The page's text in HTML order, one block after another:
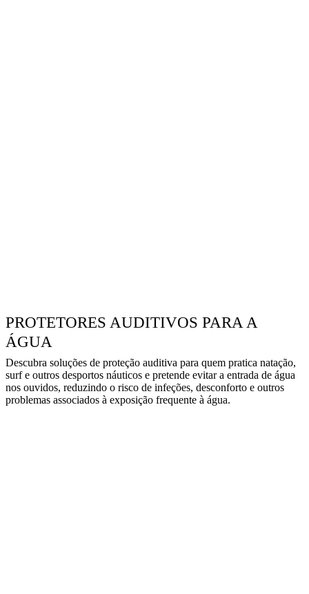
PROTETORES AUDITIVOS PARA A
ÁGUA
Descubra soluções de proteção auditiva para quem pratica natação,
surf e outros desportos náuticos e pretende evitar a entrada de água
nos ouvidos, reduzindo o risco de infeções, desconforto e outros
problemas associados à exposição frequente à água.